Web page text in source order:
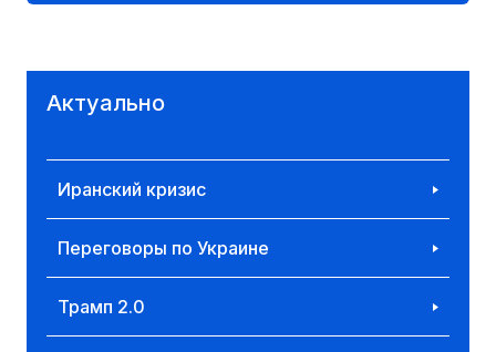
Актуально
Иранский кризис
Переговоры по Украине
Трамп 2.0